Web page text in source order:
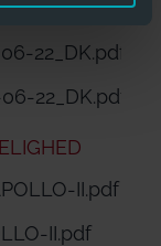
22_DK.pdf
22_DK.pdf
II.pdf
II.pdf